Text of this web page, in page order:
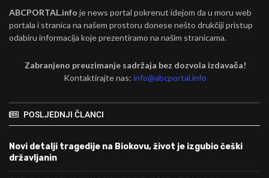
ABCPORTAL.info je news portal pokrenut idejom da u moru web
portala i stranica na našem prostoru donese nešto drukčiji pristup
odabiru informacija koje prezentiramo na našim stranicama.
Zabranjeno preuzimanje sadržaja bez dozvola izdavača!
Kontaktirajte nas:info@abcportal.info
POSLJEDNJI ČLANCI
Novi detalji tragedije na Biokovu, život je izgubio češki
državljanin